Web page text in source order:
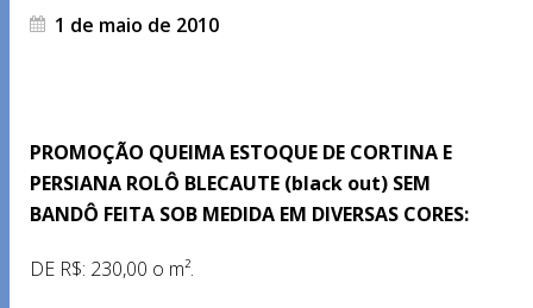
1 de maio de 2010
PROMOÇÃO QUEIMA ESTOQUE DE CORTINA E
PERSIANA ROLÔ BLECAUTE (black out) SEM
BANDÔ FEITA SOB MEDIDA EM DIVERSAS CORES:
DE R$: 230,00 o m².